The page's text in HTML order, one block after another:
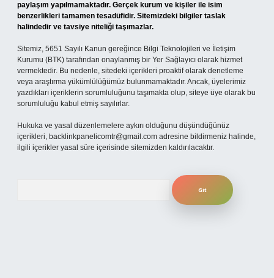
paylaşım yapılmamaktadır. Gerçek kurum ve kişiler ile isim
benzerlikleri tamamen tesadüfidir. Sitemizdeki bilgiler taslak
halindedir ve tavsiye niteliği taşımazlar.
Sitemiz, 5651 Sayılı Kanun gereğince Bilgi Teknolojileri ve İletişim
Kurumu (BTK) tarafından onaylanmış bir Yer Sağlayıcı olarak hizmet
vermektedir. Bu nedenle, sitedeki içerikleri proaktif olarak denetleme
veya araştırma yükümlülüğümüz bulunmamaktadır. Ancak, üyelerimiz
yazdıkları içeriklerin sorumluluğunu taşımakta olup, siteye üye olarak bu
sorumluluğu kabul etmiş sayılırlar.
Hukuka ve yasal düzenlemelere aykırı olduğunu düşündüğünüz
içerikleri, backlinkpanelicomtr@gmail.com adresine bildirmeniz halinde,
ilgili içerikler yasal süre içerisinde sitemizden kaldırılacaktır.